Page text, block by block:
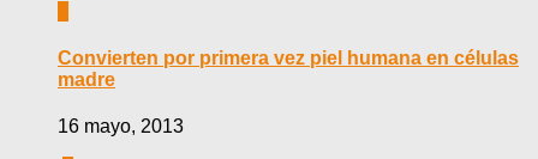
Convierten por primera vez piel humana en células
madre
16 mayo, 2013